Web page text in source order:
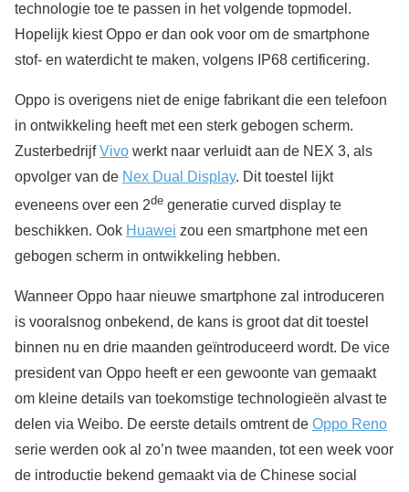
technologie toe te passen in het volgende topmodel.
Hopelijk kiest Oppo er dan ook voor om de smartphone
stof- en waterdicht te maken, volgens IP68 certificering.
Oppo is overigens niet de enige fabrikant die een telefoon
in ontwikkeling heeft met een sterk gebogen scherm.
ZusterbedrijfVivo werkt naar verluidt aan de NEX 3, als
opvolger van de Nex Dual Display. Dit toestel lijkt
eveneens over een 2de generatie curved display te
beschikken. Ook Huawei zou een smartphone met een
gebogen scherm in ontwikkeling hebben.
Wanneer Oppo haar nieuwe smartphone zal introduceren
is vooralsnog onbekend, de kans is groot dat dit toestel
binnen nu en drie maanden geïntroduceerd wordt. De vice
president van Oppo heeft er een gewoonte van gemaakt
om kleine details van toekomstige technologieën alvast te
delen via Weibo. De eerste details omtrent de Oppo Reno
serie werden ook al zo’n twee maanden, tot een week voor
de introductie bekend gemaakt via de Chinese social